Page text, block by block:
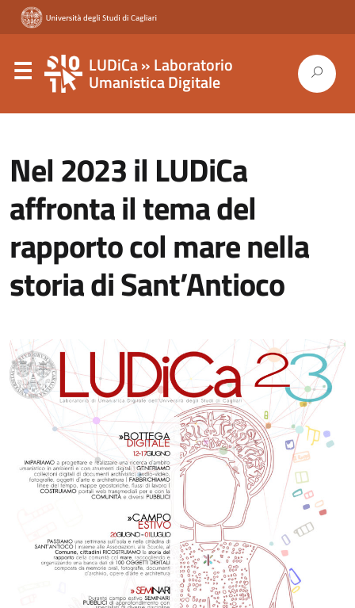
LUDiCa » Laboratorio
Umanistica Digitale
Nel 2023 il LUDiCa
affronta il tema del
rapporto col mare nella
storia di Sant’Antioco